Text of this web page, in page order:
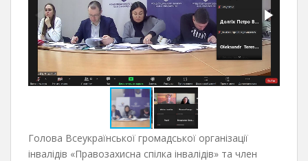
Голова Всеукраїнської громадської організації
інвалідів «Правозахисна спілка інвалідів» та член